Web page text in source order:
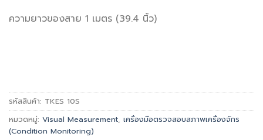
ความยาวของสาย 1 เมตร (39.4 นิ้ว)
รหัสสินค้า: TKES 10S
หมวดหมู่: Visual Measurement, เครื่องมือตรวจสอบสภาพเครื่องจักร
(Condition Monitoring)